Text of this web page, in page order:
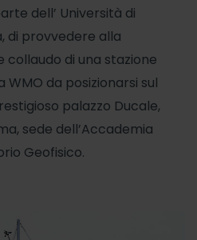
dell’ Università di
di provvedere alla
collaudo di una stazione
da posizionarsi sul
palazzo Ducale,
sede dell’Accademia
Geofisico.